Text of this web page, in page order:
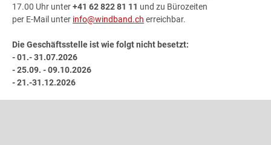
17.00 Uhr unter+41 62 822 81 11 und zu Bürozeiten
per E-Mail unter info@windband.ch erreichbar.
Die Geschäftsstelle ist wie folgt nicht besetzt:
- 01.- 31.07.2026
- 25.09. - 09.10.2026
- 21.-31.12.2026